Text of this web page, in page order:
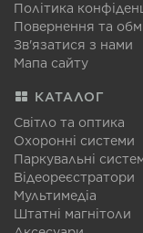
Політика
Повернення та
Зв'язатися з нами
Мапа сайту
КАТАЛОГ
Світло та оптика
Охоронні системи
Паркувальні
Відеореєстратори
Мультимедіа
Штатні магнітоли